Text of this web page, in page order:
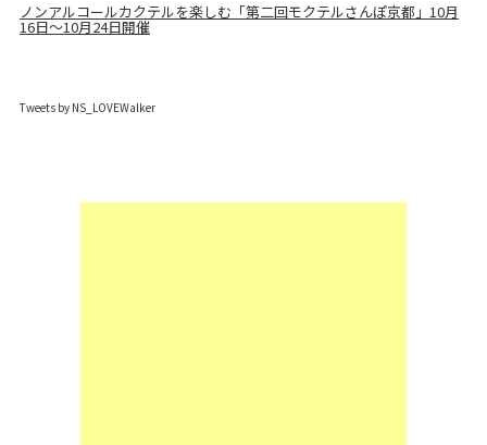
ノンアルコールカクテルを楽しむ「第二回モクテルさんぽ京都」10月
16日～10月24日開催
Tweets by NS_LOVEWalker